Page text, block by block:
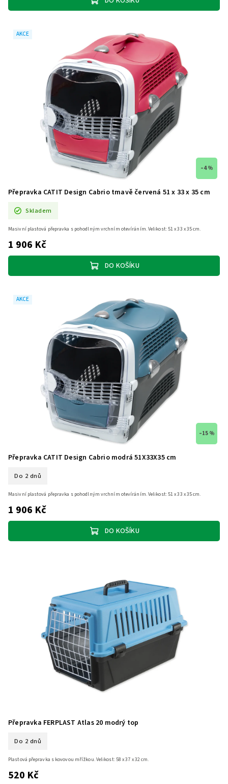
AKCE
–4 %
Přepravka CATIT Design Cabrio tmavě červená 51 x 33 x 35 cm
Skladem
1 906 Kč
DO KOŠÍKU
Masivní plastová přepravka s pohodlným vrchním otevíráním. Velikost: 51 x 33 x 35 cm.
AKCE
–15 %
Přepravka CATIT Design Cabrio modrá 51X33X35 cm
Do 2 dnů
1 906 Kč
DO KOŠÍKU
Masivní plastová přepravka s pohodlným vrchním otevíráním. Velikost: 51 x 33 x 35 cm.
Přepravka FERPLAST Atlas 20 modrý top
Do 2 dnů
520 Kč
Plastová přepravka s kovovou mřížkou. Velikost: 58 x 37 x 32 cm.